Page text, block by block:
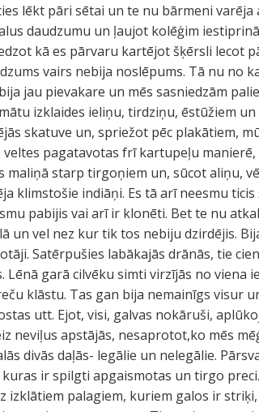
lēkt pāri sētai un te nu bārmeni
daudzumu un ļaujot kolēģim
kā es pārvaru kartējot šķērsli lecot
vairs nebija noslēpums. Tā nu no
jau pievakare un mēs sasniedzām
izklaides ieliņu, tirdziņu, ēstūžiem
skatuve un, spriežot pēc plakātiem,
pagatavotas frī kartupeļu
maliņā starp tirgoņiem un, sūcot aliņu,
klimstošie indiāņi. Es tā arī neesmu
pabijis vai arī ir klonēti. Bet te nu
un vel nez kur tik tos nebiju dzirdējis.
Satērpušies labākajās drānās, tie
garā cilvēku simti virzījās no viena
klāstu. Tas gan bija nemainīgs visur
utt. Ejot, visi, galvas nokāruši,
neviļus apstājās, nesaprotot,ko mēs
divās daļās- legālie un nelegālie.
ir spilgti apgaismotas un tirgo
izklātiem palagiem, kuriem galos ir